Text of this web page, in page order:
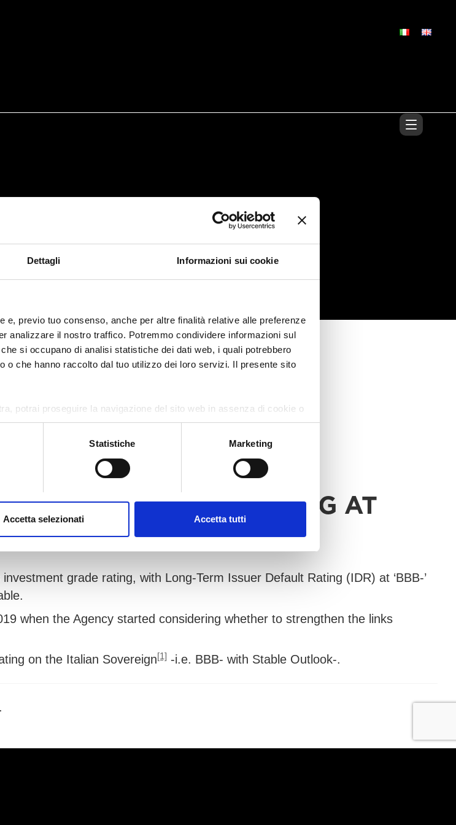
Dettagli Informazioni sui cookie
e, previo tuo consenso, anche per altre finalità relative alle preferenze
analizzare il nostro traffico. Potremmo condividere informazioni sul
si occupano di analisi statistiche dei dati web, i quali potrebbero
o che hanno raccolto dal tuo utilizzo dei loro servizi. Il presente sito
potrai proseguire la navigazione del sito web in assenza di cookie o
Statistiche Marketing
Accetta selezionati Accetta tutti
)
GRADE RATING AT
grade rating, with Long-Term Issuer Default Rating (IDR) at ‘BBB-’
when the Agency started considering whether to strengthen the links
on the Italian Sovereign[1] -i.e. BBB- with Stable Outlook-.